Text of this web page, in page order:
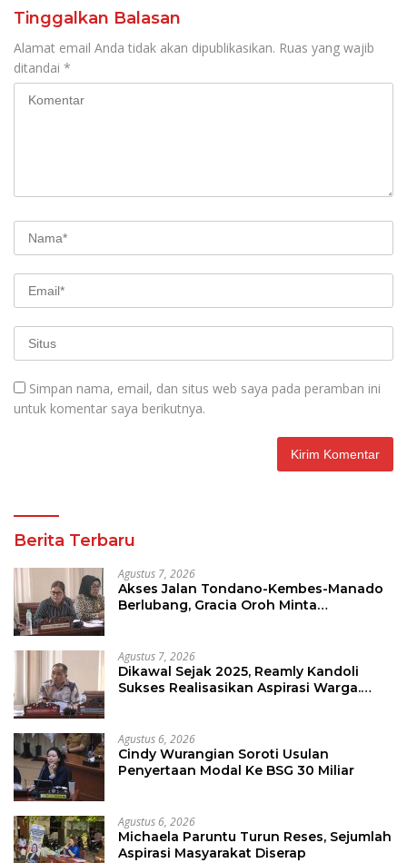
Tinggalkan Balasan
Alamat email Anda tidak akan dipublikasikan. Ruas yang wajib
ditandai *
Simpan nama, email, dan situs web saya pada peramban ini
untuk komentar saya berikutnya.
Berita Terbaru
Agustus 7, 2026
Akses Jalan Tondano-Kembes-Manado
Berlubang, Gracia Oroh Minta
Agustus 7, 2026
Dikawal Sejak 2025, Reamly Kandoli
Sukses Realisasikan Aspirasi Warga.
Agustus 6, 2026
Cindy Wurangian Soroti Usulan
Penyertaan Modal Ke BSG 30 Miliar
Agustus 6, 2026
Michaela Paruntu Turun Reses, Sejumlah
Aspirasi Masyarakat Diserap